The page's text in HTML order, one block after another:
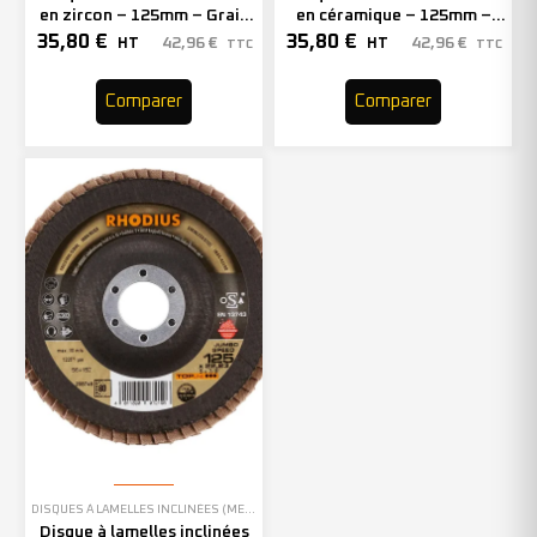
en zircon – 125mm – Grain
60 – 208741 (x10)
35,80 € HT 42,96 € TTC
Comparer
en céramique – 125mm –
Grain 40 – 208746 (x10)
35,80 € HT 42,96 € TTC
Comparer
DISQUES À LAMELLES INCLINÉES (MEULAGE)
Disque à lamelles inclinées